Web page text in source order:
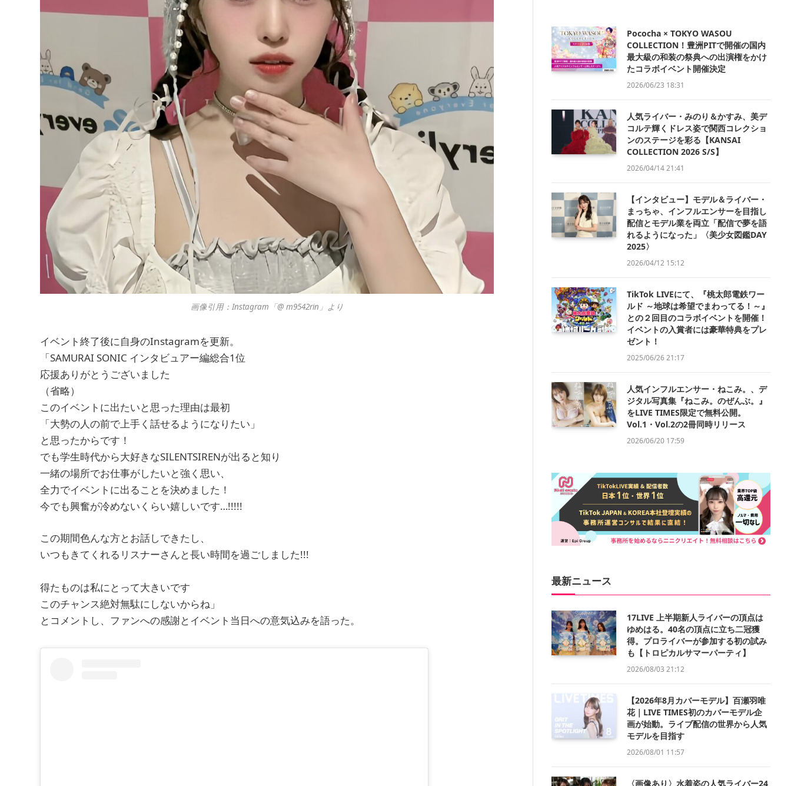
画像引用：Instagram「@ m9542rin」より
イベント終了後に自身のInstagramを更新。
「SAMURAI SONIC インタビュアー編総合1位
応援ありがとうございました
（省略）
このイベントに出たいと思った理由は最初
「大勢の人の前で上手く話せるようになりたい」
と思ったからです！
でも学生時代から大好きなSILENTSIRENが出ると知り
一緒の場所でお仕事がしたいと強く思い、
全力でイベントに出ることを決めました！
今でも興奮が冷めないくらい嬉しいです…!!!!!
この期間色んな方とお話しできたし、
いつもきてくれるリスナーさんと長い時間を過ごしました!!!
得たものは私にとって大きいです
このチャンス絶対無駄にしないからね」
とコメントし、ファンへの感謝とイベント当日への意気込みを語った。
Pococha × TOKYO WASOU
COLLECTION！豊洲PITで開催の国内
最大級の和装の祭典への出演権をかけ
たコラボイベント開催決定
2026/06/23 18:31
人気ライバー・みのり＆かすみ、美デ
コルテ輝くドレス姿で関西コレクショ
ンのステージを彩る【KANSAI
COLLECTION 2026 S/S】
2026/04/14 21:41
【インタビュー】モデル＆ライバー・
まっちゃ、インフルエンサーを目指し
配信とモデル業を両立「配信で夢を語
れるようになった」〈美少女図鑑DAY
2025〉
2026/04/12 15:12
TikTok LIVEにて、『桃太郎電鉄ワー
ルド ～地球は希望でまわってる！～』
との２回目のコラボイベントを開催！
イベントの入賞者には豪華特典をプレ
ゼント！
2025/06/26 21:17
人気インフルエンサー・ねこみ。、デ
ジタル写真集『ねこみ。のぜんぶ。』
をLIVE TIMES限定で無料公開。
Vol.1・Vol.2の2冊同時リリース
2026/06/20 17:59
最新ニュース
17LIVE 上半期新人ライバーの頂点は
ゆめはる。40名の頂点に立ち二冠獲
得。プロライバーが参加する初の試み
も【トロピカルサマーパーティ】
2026/08/03 21:12
【2026年8月カバーモデル】百瀬羽唯
花｜LIVE TIMES初のカバーモデル企
画が始動。ライブ配信の世界から人気
モデルを目指す
2026/08/01 11:57
〈画像あり〉水着姿の人気ライバー24